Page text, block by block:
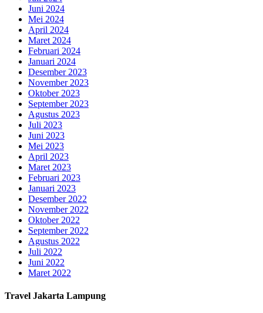
Juni 2024
Mei 2024
April 2024
Maret 2024
Februari 2024
Januari 2024
Desember 2023
November 2023
Oktober 2023
September 2023
Agustus 2023
Juli 2023
Juni 2023
Mei 2023
April 2023
Maret 2023
Februari 2023
Januari 2023
Desember 2022
November 2022
Oktober 2022
September 2022
Agustus 2022
Juli 2022
Juni 2022
Maret 2022
Travel Jakarta Lampung